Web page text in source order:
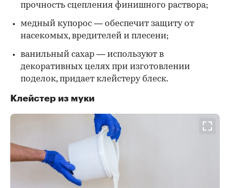
прочность сцепления финишного раствора;
медный купорос — обеспечит защиту от
насекомых, вредителей и плесени;
ванильный сахар — используют в
декоративных целях при изготовлении
поделок, придает клейстеру блеск.
Клейстер из муки